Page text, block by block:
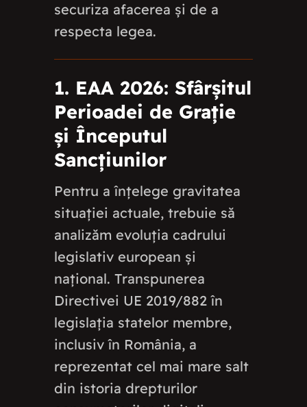
securiza afacerea și de a
respecta legea.
1. EAA 2026: Sfârșitul
Perioadei de Grație
și Începutul
Sancțiunilor
Pentru a înțelege gravitatea
situației actuale, trebuie să
analizăm evoluția cadrului
legislativ european și
național. Transpunerea
Directivei UE 2019/882 în
legislația statelor membre,
inclusiv în România, a
reprezentat cel mai mare salt
din istoria drepturilor